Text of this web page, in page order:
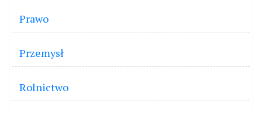
Prawo
Przemysł
Rolnictwo